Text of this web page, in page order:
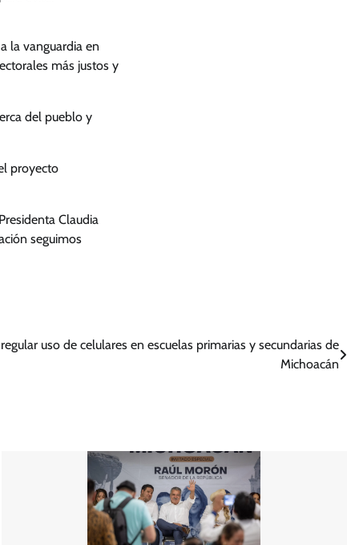
la vanguardia en
más justos y
del pueblo y
proyecto
Claudia
seguimos
uso de celulares en escuelas primarias y secundarias de
Michoacán